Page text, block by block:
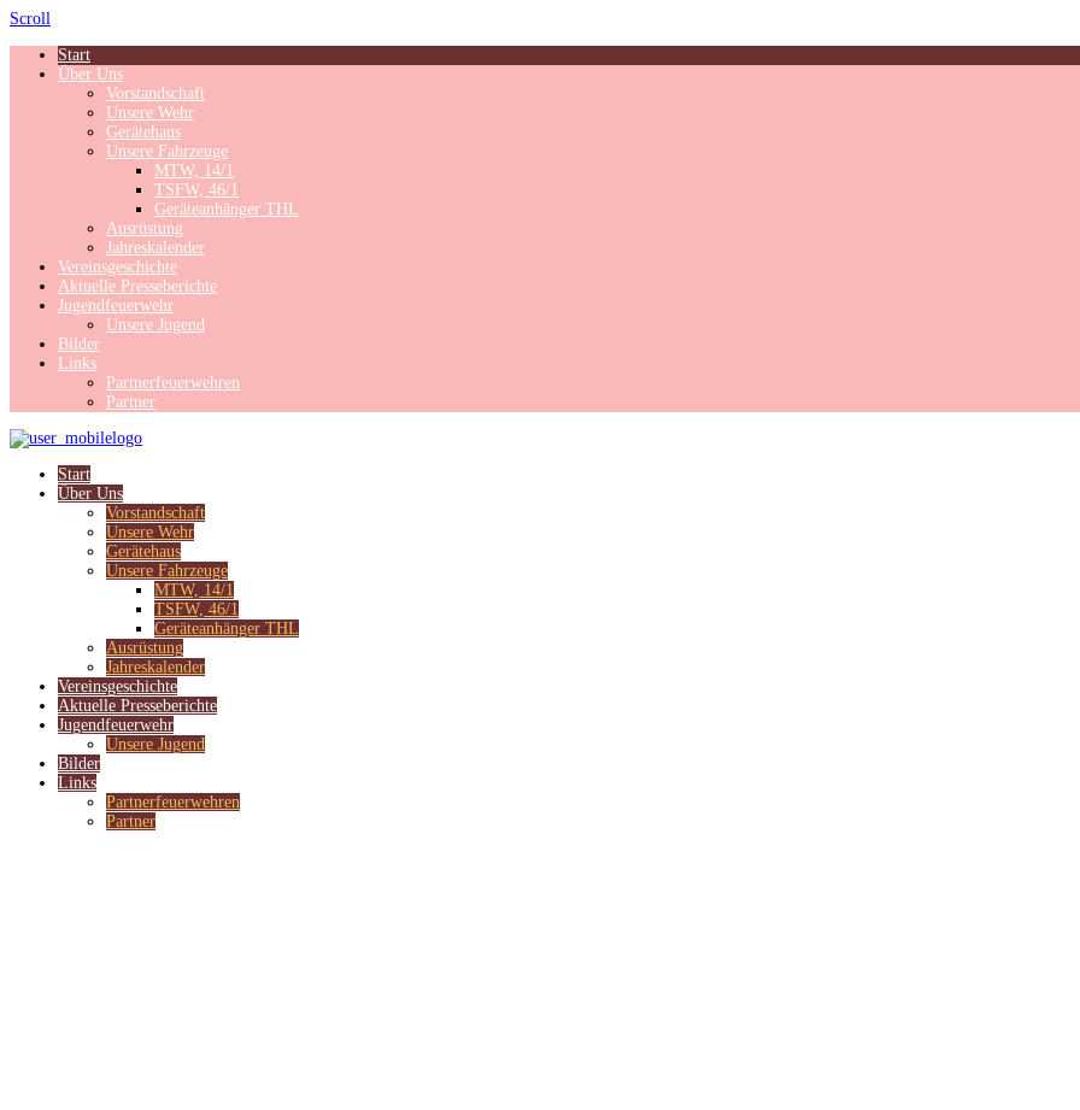
Scroll
Start
Über Uns
Vorstandschaft
Unsere Wehr
Gerätehaus
Unsere Fahrzeuge
MTW, 14/1
TSFW, 46/1
Geräteanhänger THL
Ausrüstung
Jahreskalender
Vereinsgeschichte
Aktuelle Presseberichte
Jugendfeuerwehr
Unsere Jugend
Bilder
Links
Partnerfeuerwehren
Partner
Start
Über Uns
Vorstandschaft
Unsere Wehr
Gerätehaus
Unsere Fahrzeuge
MTW, 14/1
TSFW, 46/1
Geräteanhänger THL
Ausrüstung
Jahreskalender
Vereinsgeschichte
Aktuelle Presseberichte
Jugendfeuerwehr
Unsere Jugend
Bilder
Links
Partnerfeuerwehren
Partner